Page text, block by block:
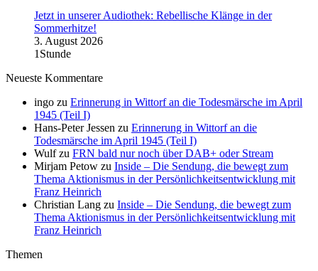
Jetzt in unserer Audiothek: Rebellische Klänge in der
Sommerhitze!
3. August 2026
1Stunde
Neueste Kommentare
ingo zu Erinnerung in Wittorf an die Todesmärsche im April
1945 (Teil I)
Hans-Peter Jessen zu Erinnerung in Wittorf an die
Todesmärsche im April 1945 (Teil I)
Wulfzu FRN bald nur noch über DAB+ oder Stream
Mirjam Petow zu Inside – Die Sendung, die bewegt zum
Thema Aktionismus in der Persönlichkeitsentwicklung mit
Franz Heinrich
Christian Lang zu Inside – Die Sendung, die bewegt zum
Thema Aktionismus in der Persönlichkeitsentwicklung mit
Franz Heinrich
Themen